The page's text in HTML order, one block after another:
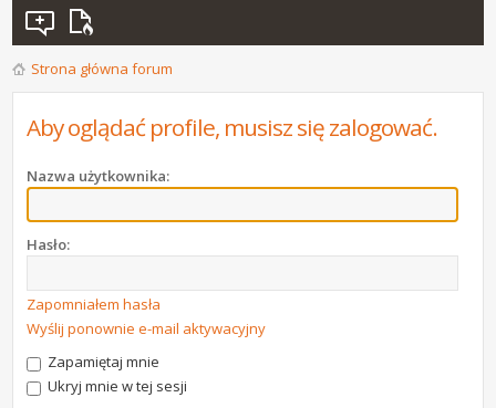
Strona główna forum
Aby oglądać profile, musisz się zalogować.
Nazwa użytkownika:
Hasło:
Zapomniałem hasła
Wyślij ponownie e-mail aktywacyjny
Zapamiętaj mnie
Ukryj mnie w tej sesji